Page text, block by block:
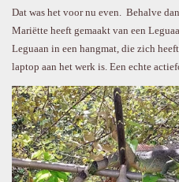
Dat was het voor nu even. Behalve
Mariëtte heeft gemaakt van een
Leguaan in een hangmat, die zich
laptop aan het werk is. Een echte